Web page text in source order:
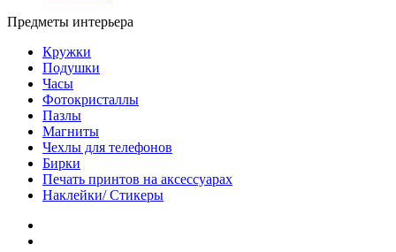
Предметы интерьера
Кружки
Подушки
Часы
Фотокристаллы
Пазлы
Магниты
Чехлы для телефонов
Бирки
Печать принтов на аксессуарах
Наклейки/ Стикеры